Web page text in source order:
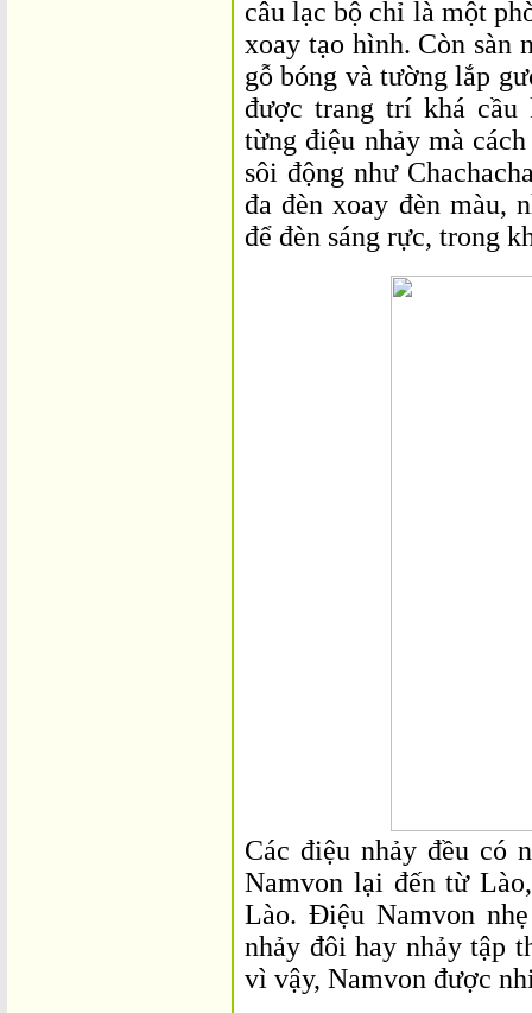
câu lạc bộ chỉ là một
xoay tạo hình. Còn sàn
gỗ bóng và tường lắp
được trang trí khá cầu
từng điệu nhảy mà
sôi động như
đa đèn xoay đèn màu,
để đèn sáng rực, trong
Các điệu nhảy đều có
Namvon lại đến từ
Lào. Điệu Namvon
nhảy đôi hay nhảy tập
vì vậy, Namvon được